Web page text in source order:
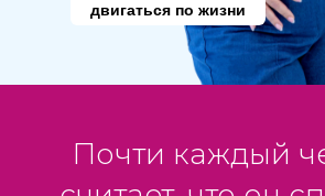
двигаться по жизни
Почти каждый